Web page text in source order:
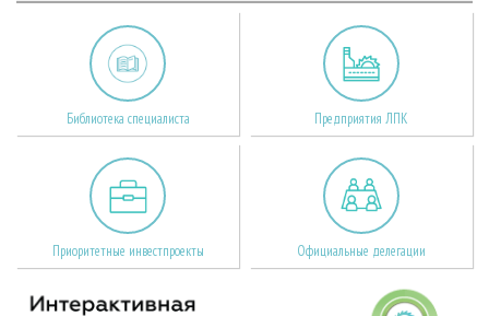
Библиотека специалиста Предприятия ЛПК
Приоритетные инвестпроекты Официальные делегации